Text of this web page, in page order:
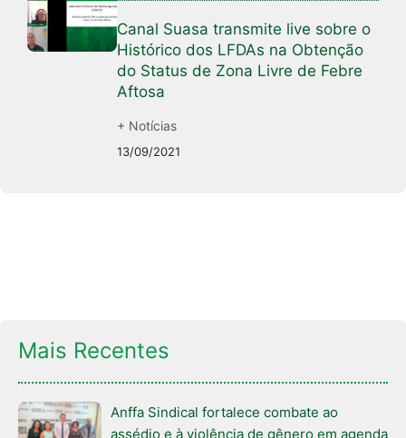
Canal Suasa transmite live sobre o
Histórico dos LFDAs na Obtenção
do Status de Zona Livre de Febre
Aftosa
+ Notícias
13/09/2021
Mais Recentes
Anffa Sindical fortalece combate ao
assédio e à violência de gênero em agenda